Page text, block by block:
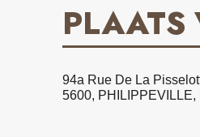
PLAATS
94a Rue De La
5600, PHILIPPEVILLE,